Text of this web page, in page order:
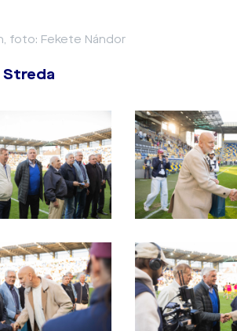
foto: Fekete Nándor